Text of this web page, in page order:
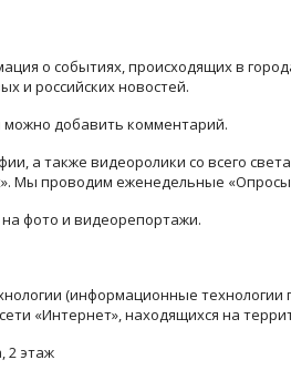
о событиях, происходящих в
и российских новостей.
можно добавить комментарий.
а также видеоролики со всего
Мы проводим еженедельные
фото и видеорепортажи.
(информационные технологии
«Интернет», находящихся на
2 этаж